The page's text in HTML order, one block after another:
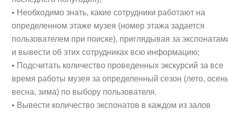
• Необходимо знать, какие сотрудники работают на
определенном этаже музея (номер этажа задается
пользователем при поиске), приглядывая за
и вывести об этих сотрудниках всю информацию;
• Подсчитать количество проведенных экскурсий за все
время работы музея за определенный сезон (лето,
весна, зима) по выбору пользователя.
• Вывести количество экспонатов в каждом из залов